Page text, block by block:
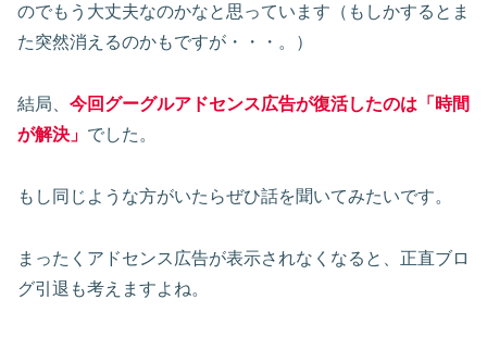
のでもう大丈夫なのかなと思っています（もしかするとま
た突然消えるのかもですが・・・。）
結局、 今回グーグルアドセンス広告が復活したのは「時間
が解決」 でした。
もし同じような方がいたらぜひ話を聞いてみたいです。
まったくアドセンス広告が表示されなくなると、正直ブロ
グ引退も考えますよね。